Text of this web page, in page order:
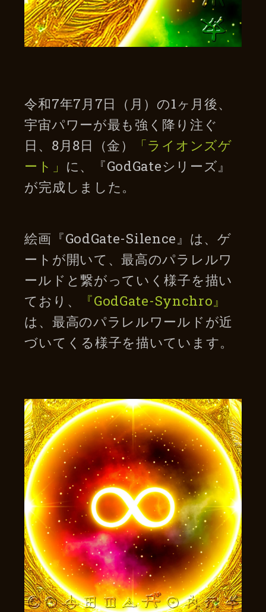
令和7年7月7日（月）の1ヶ月後、
宇宙パワーが最も強く降り注ぐ
日、8月8日（金）
「ライオンズゲ
ート」 に、『GodGateシリーズ』
が完成しました。
絵画『GodGate-Silence』は、ゲ
ートが開いて、最高のパラレルワ
ールドと繋がっていく様子を描い
ており、
『GodGate-Synchro』
は、最高のパラレルワールドが近
づいてくる様子を描いています。